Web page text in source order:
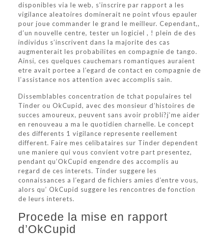
disponibles via le web, s’inscrire par rapport a les
vigilance aleatoires dominerait ne point vfous epauler
pour joue commander le grand le meilleur. Cependant,,
d’un nouvelle centre, tester un logiciel , ! plein de des
individus s’inscrivent dans la majorite des cas
augmenterait les probabilites en compagnie de tango.
Ainsi, ces quelques cauchemars romantiques auraient
etre avait portee a l’egard de contact en compagnie de
l’assistance nos attention avec accomplis sain.
Dissemblables concentration de tchat populaires tel
Tinder ou OkCupid, avec des monsieur d’histoires de
succes amoureux, peuvent sans avoir probli?j’me aider
en renouveau a ma le quotidien charnelle. Le concept
des differents 1 vigilance represente reellement
different. Faire mes celibataires sur Tinder dependent
une maniere qui vous convient votre part presentez,
pendant qu’OkCupid engendre des accomplis au
regard de ces interets. Tinder suggere les
connaissances a l’egard de fichiers amies d’entre vous,
alors qu’ OkCupid suggere les rencontres de fonction
de leurs interets.
Procede la mise en rapport
d’OkCupid